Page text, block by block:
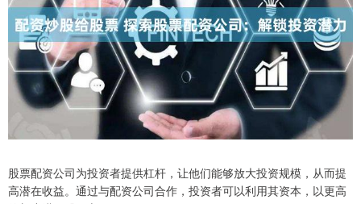
股票配资公司为投资者提供杠杆，让他们能够放大投资规模，从而提
高潜在收益。通过与配资公司合作，投资者可以利用其资本，以更高